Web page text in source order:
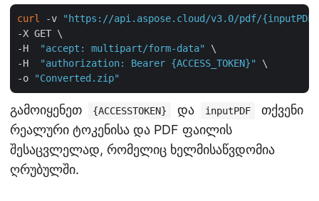
curl -v
"https://api.aspose.cloud/v3.0/pdf/{inputPDF}/
-X GET \
-H
"accept: multipart/form-data"
\
-H
"authorization: Bearer {ACCESS_TOKEN}"
\
-o
"Converted.zip"
გამოიყენეთ {ACCESSTOKEN} და inputPDF
თქვენი
რეალური ტოკენისა და PDF ფაილის
შესაცვლელად, რომელიც ხელმისაწვდომია
ღრუბულში.